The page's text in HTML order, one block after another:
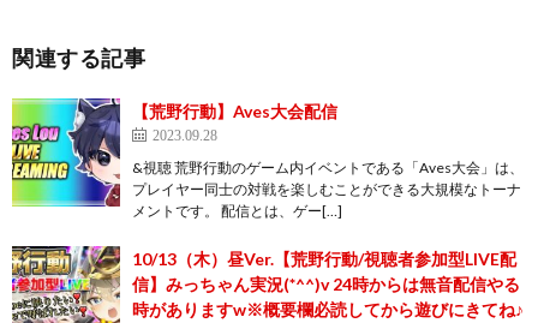
関連する記事
【荒野行動】Aves大会配信
2023.09.28
&視聴 荒野行動のゲーム内イベントである「Aves大会」は、
プレイヤー同士の対戦を楽しむことができる大規模なトーナ
メントです。 配信とは、ゲー[…]
10/13（木）昼Ver.【荒野行動/視聴者参加型LIVE配
信】みっちゃん実況(*^^)v 24時からは無音配信やる
時がありますw※概要欄必読してから遊びにきてね♪